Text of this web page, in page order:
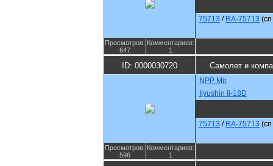
75713 / RA-75713 (cn
Просмотров:
647
Комментариев:
1
ID: 0000030720 Самолет и
NPP Mir
Ilyushin Il-18D
75713 / RA-75713 (cn
Просмотров:
596
Комментариев:
1